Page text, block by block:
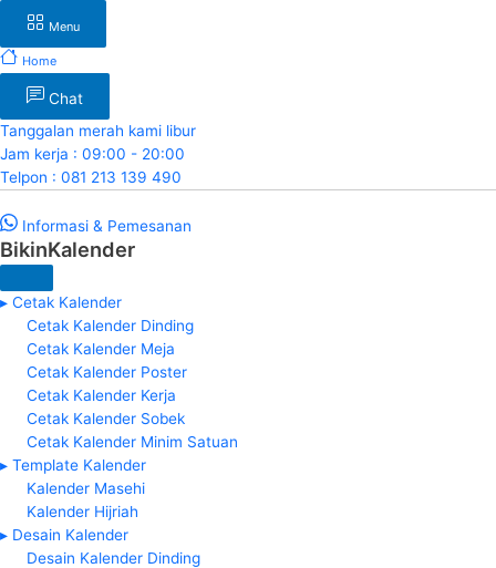
Menu
Home
Chat
Tanggalan merah kami libur
Jam kerja : 09:00 - 20:00
Telpon : 081 213 139 490
Informasi & Pemesanan
BikinKalender
▸ Cetak Kalender
Cetak Kalender Dinding
Cetak Kalender Meja
Cetak Kalender Poster
Cetak Kalender Kerja
Cetak Kalender Sobek
Cetak Kalender Minim Satuan
▸ Template Kalender
Kalender Masehi
Kalender Hijriah
▸ Desain Kalender
Desain Kalender Dinding